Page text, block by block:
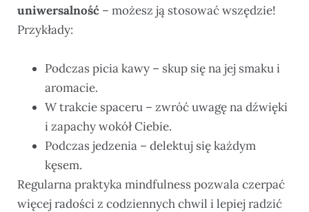
uniwersalność – możesz ją stosować wszędzie!
Przykłady:
Podczas picia kawy – skup się na jej smaku i
aromacie.
W trakcie spaceru – zwróć uwagę na dźwięki
i zapachy wokół Ciebie.
Podczas jedzenia – delektuj się każdym
kęsem.
Regularna praktyka mindfulness pozwala czerpać
więcej radości z codziennych chwil i lepiej radzić